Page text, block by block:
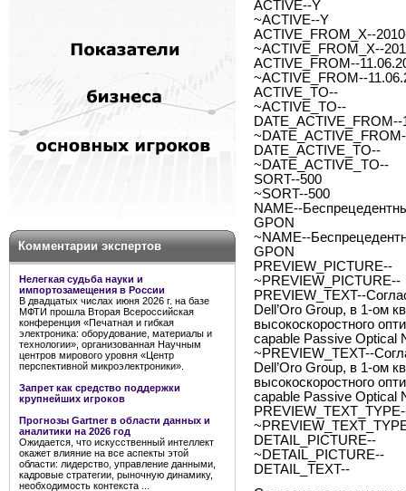
Комментарии экспертов
Нелегкая судьба науки и
импортозамещения в России
В двадцатых числах июня 2026 г. на базе
МФТИ прошла Вторая Всероссийская
конференция «Печатная и гибкая
электроника: оборудование, материалы и
технологии», организованная Научным
центров мирового уровня «Центр
перспективной микроэлектроники».
Запрет как средство поддержки
крупнейших игроков
Прогнозы Gartner в области данных и
аналитики на 2026 год
Ожидается, что искусственный интеллект
окажет влияние на все аспекты этой
области: лидерство, управление данными,
кадровые стратегии, рыночную динамику,
необходимость контекста ...
ACTIVE--Y
~ACTIVE--Y
ACTIVE_FROM_X--
~ACTIVE_FROM_X--
ACTIVE_FROM--
~ACTIVE_FROM--
ACTIVE_TO--
~ACTIVE_TO--
DATE_ACTIVE_FROM--
DATE_ACTIVE_TO--
~DATE_ACTIVE_TO--
SORT--500
~SORT--500
NAME--
GPON
~NAME--
GPON
PREVIEW_PICTURE--
~PREVIEW_PICTURE--
PREVIEW_TEXT--
Dell’Oro Group, в 1-ом
высокоскоростного
capable Passive Optical
~PREVIEW_TEXT--
Dell’Oro Group, в 1-ом
высокоскоростного
capable Passive Optical
DETAIL_PICTURE--
~DETAIL_PICTURE--
DETAIL_TEXT--